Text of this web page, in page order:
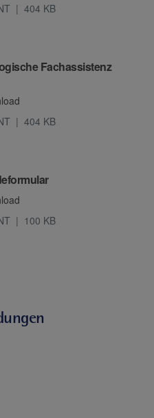
404 KB
Fachassistenz
404 KB
100 KB